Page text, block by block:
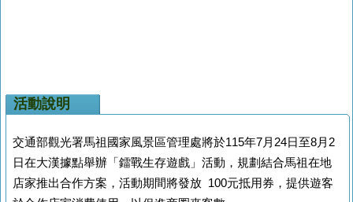
活動說明
交通部觀光署馬祖國家風景區管理處將於115年7月24日至8月2
日在大漢據點舉辦「鐳戰生存遊戲」活動，規劃結合馬祖在地
店家推出合作方案，活動期間將發放 100元抵用券，提供遊客